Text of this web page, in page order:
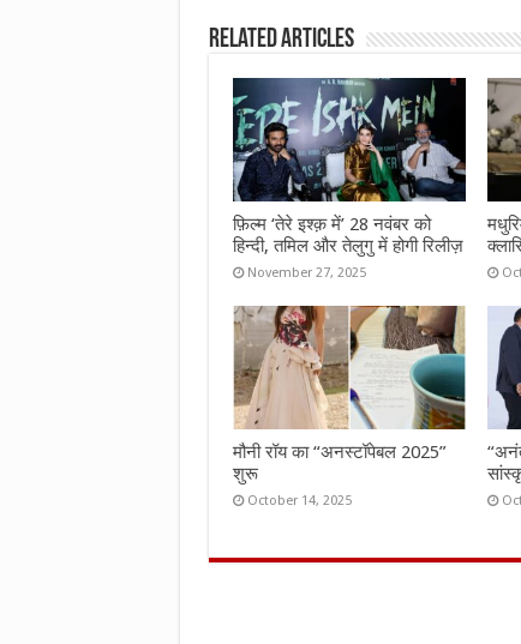
o
o
k
r
A
p
p
Related Articles
फ़िल्म ‘तेरे इश्क़ में’ 28 नवंबर को
हिन्दी, तमिल और तेलुगु में होगी रिलीज़
November 27, 2025
मौनी रॉय का “अनस्टॉपेबल 2025”
शुरू
October 14, 2025